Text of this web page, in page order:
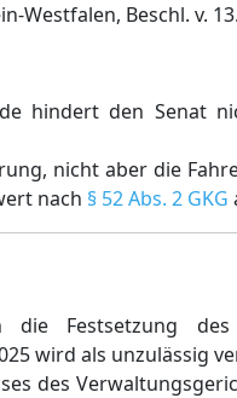
Westfalen, Beschl. v.
hindert den Senat
nicht aber die
nach § 52 Abs. 2 GKG
die Festsetzung
wird als unzulässig
des